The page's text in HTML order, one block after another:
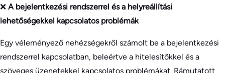
❌ A bejelentkezési rendszerrel és a helyreállítási
lehetőségekkel kapcsolatos problémák
Egy véleményező nehézségekről számolt be a bejelentkezési
rendszerrel kapcsolatban, beleértve a hitelesítőkkel és a
szöveges üzenetekkel kapcsolatos problémákat. Rámutatott